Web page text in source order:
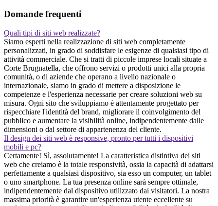
Domande frequenti
Quali tipi di siti web realizzate?
Siamo esperti nella realizzazione di siti web completamente
personalizzati, in grado di soddisfare le esigenze di qualsiasi tipo di
attività commerciale. Che si tratti di piccole imprese locali situate a
Corte Brugnatella, che offrono servizi o prodotti unici alla propria
comunità, o di aziende che operano a livello nazionale o
internazionale, siamo in grado di mettere a disposizione le
competenze e l'esperienza necessarie per creare soluzioni web su
misura. Ogni sito che sviluppiamo è attentamente progettato per
rispecchiare l'identità del brand, migliorare il coinvolgimento del
pubblico e aumentare la visibilità online, indipendentemente dalle
dimensioni o dal settore di appartenenza del cliente.
Il design dei siti web è responsive, pronto per tutti i dispositivi
mobili e pc?
Certamente! Sì, assolutamente! La caratteristica distintiva dei siti
web che creiamo è la totale responsività, ossia la capacità di adattarsi
perfettamente a qualsiasi dispositivo, sia esso un computer, un tablet
o uno smartphone. La tua presenza online sarà sempre ottimale,
indipendentemente dal dispositivo utilizzato dai visitatori. La nostra
massima priorità è garantire un'esperienza utente eccellente su